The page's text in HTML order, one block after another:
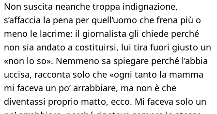
Non suscita neanche troppa indignazione,
s’affaccia la pena per quell’uomo che frena più o
meno le lacrime: il giornalista gli chiede perché
non sia andato a costituirsi, lui tira fuori giusto un
«non lo so». Nemmeno sa spiegare perché l’abbia
uccisa, racconta solo che «ogni tanto la mamma
mi faceva un po’ arrabbiare, ma non è che
diventassi proprio matto, ecco. Mi faceva solo un